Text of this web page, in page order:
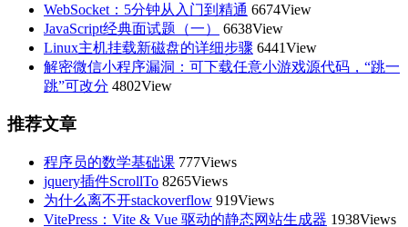
WebSocket：5分钟从入门到精通 6674View
JavaScript经典面试题（一）
6638View
Linux主机挂载新磁盘的详细步骤 6441View
解密微信小程序漏洞：可下载任意小游戏源代码，“跳一
跳”可改分 4802View
推荐文章
程序员的数学基础课 777Views
jquery插件ScrollTo 8265Views
为什么离不开stackoverflow 919Views
VitePress：Vite & Vue 驱动的静态网站生成器 1938Views